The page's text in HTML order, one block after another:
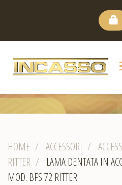
CHI
SIAMO
CANALE
DOVE
SIAMO
HOME / ACCESSORI /
RITTER / LAMA DENTATA IN
MOD. BFS 72 RITTER